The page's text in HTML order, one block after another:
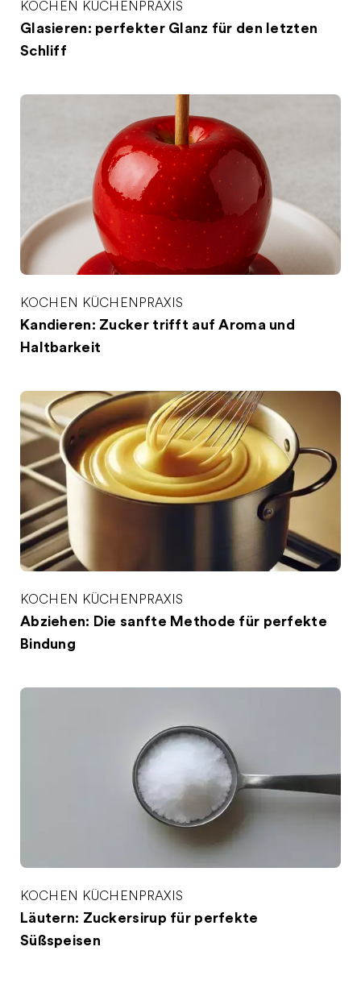
KOCHEN KÜCHENPRAXIS
Glasieren: perfekter Glanz für den letzten
Schliff
KOCHEN KÜCHENPRAXIS
Kandieren: Zucker trifft auf Aroma und
Haltbarkeit
KOCHEN KÜCHENPRAXIS
Abziehen: Die sanfte Methode für perfekte
Bindung
KOCHEN KÜCHENPRAXIS
Läutern: Zuckersirup für perfekte
Süßspeisen